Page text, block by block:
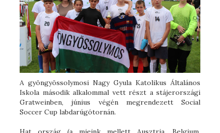
A gyöngyössolymosi Nagy Gyula Katolikus Általános
Iskola második alkalommal vett részt a stájerországi
Gratweinben, június végén megrendezett Social
Soccer Cup labdarúgótornán.